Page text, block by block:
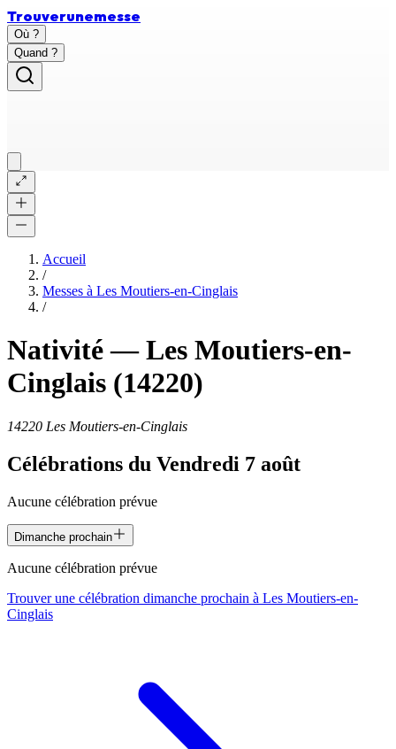
Trouverunemesse
Où ?
Quand ?
Accueil
/
Messes à Les Moutiers-en-Cinglais
/
Nativité—Les Moutiers-en-
Cinglais (14220)
14220 Les Moutiers-en-Cinglais
Célébrations du Vendredi 7 août
Aucune célébration prévue
Dimanche prochain
Aucune célébration prévue
Trouver une célébration dimanche prochain à Les Moutiers-en-
Cinglais